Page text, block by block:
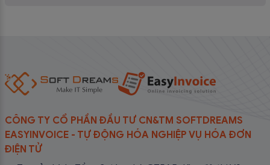
CÔNG TY CỔ PHẦN ĐẦU TƯ CN&TM SOFTDREAMS
EASYINVOICE - TỰ ĐỘNG HÓA NGHIỆP VỤ HÓA ĐƠN
ĐIỆN TỬ